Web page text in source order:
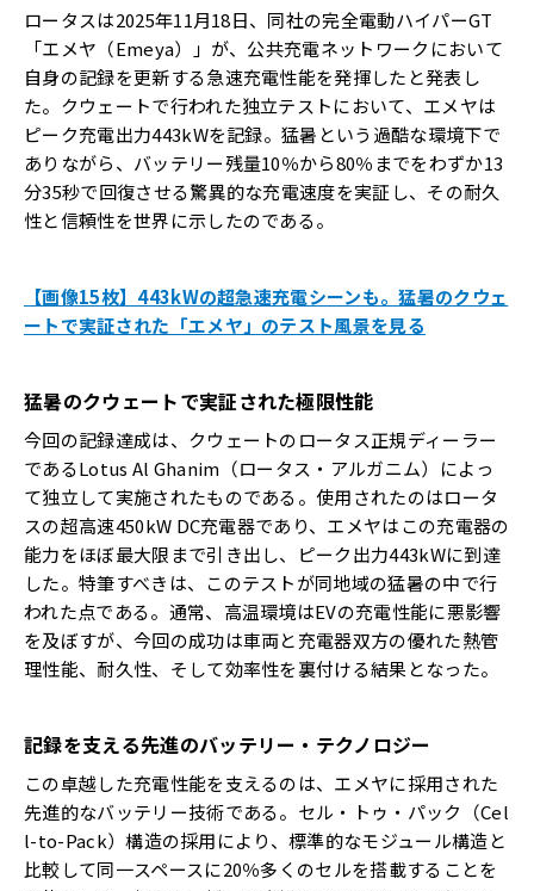
ロータスは2025年11月18日、同社の完全電動ハイパーGT
「エメヤ（Emeya）」が、公共充電ネットワークにおいて
自身の記録を更新する急速充電性能を発揮したと発表し
た。クウェートで行われた独立テストにおいて、エメヤは
ピーク充電出力443kWを記録。猛暑という過酷な環境下で
ありながら、バッテリー残量10％から80％までをわずか13
分35秒で回復させる驚異的な充電速度を実証し、その耐久
性と信頼性を世界に示したのである。
【画像15枚】443kWの超急速充電シーンも。猛暑のクウェ
ートで実証された「エメヤ」のテスト風景を見る
猛暑のクウェートで実証された極限性能
今回の記録達成は、クウェートのロータス正規ディーラー
であるLotus Al Ghanim（ロータス・アルガニム）によっ
て独立して実施されたものである。使用されたのはロータ
スの超高速450kW DC充電器であり、エメヤはこの充電器の
能力をほぼ最大限まで引き出し、ピーク出力443kWに到達
した。特筆すべきは、このテストが同地域の猛暑の中で行
われた点である。通常、高温環境はEVの充電性能に悪影響
を及ぼすが、今回の成功は車両と充電器双方の優れた熱管
理性能、耐久性、そして効率性を裏付ける結果となった。
記録を支える先進のバッテリー・テクノロジー
この卓越した充電性能を支えるのは、エメヤに採用された
先進的なバッテリー技術である。セル・トゥ・パック（Cel
l-to-Pack）構造の採用により、標準的なモジュール構造と
比較して同一スペースに20％多くのセルを搭載することを